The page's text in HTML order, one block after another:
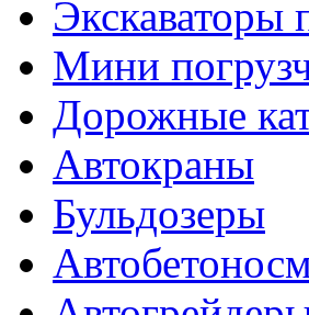
Экскаваторы
Мини
Дорожные
Автокраны
Бульдозеры